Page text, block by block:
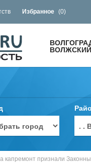
Избранное (0)
ВОЛЖСКИЙ
. .
капремонт признали